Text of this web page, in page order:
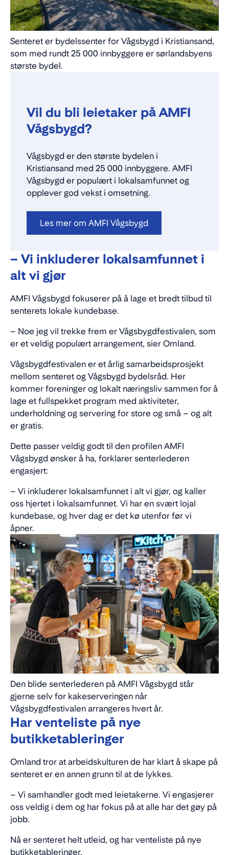
Senteret er bydelssenter for Vågsbygd i Kristiansand,
som med rundt 25 000 innbyggere er sørlandsbyens
største bydel.
Vil du bli leietaker på AMFI
Vågsbygd?
Vågsbygd er den største bydelen i
Kristiansand med 25 000 innbyggere. AMFI
Vågsbygd er populært i lokalsamfunnet og
opplever god vekst i omsetning.
Les mer om AMFI Vågsbygd
– Vi inkluderer lokalsamfunnet i
alt vi gjør
AMFI Vågsbygd fokuserer på å lage et bredt tilbud til
senterets lokale kundebase.
– Noe jeg vil trekke frem er Vågsbygdfestivalen, som
er et veldig populært arrangement, sier Omland.
Vågsbygdfestivalen er et årlig samarbeidsprosjekt
mellom senteret og Vågsbygd bydelsråd. Her
kommer foreninger og lokalt næringsliv sammen for å
lage et fullspekket program med aktiviteter,
underholdning og servering for store og små – og alt
er gratis.
Dette passer veldig godt til den profilen AMFI
Vågsbygd ønsker å ha, forklarer senterlederen
engasjert:
– Vi inkluderer lokalsamfunnet i alt vi gjør, og kaller
oss hjertet i lokalsamfunnet. Vi har en svært lojal
kundebase, og hver dag er det kø utenfor før vi
åpner.
Den blide senterlederen på AMFI Vågsbygd står
gjerne selv for kakeserveringen når
Vågsbygdfestivalen arrangeres hvert år.
Har venteliste på nye
butikketableringer
Omland tror at arbeidskulturen de har klart å skape på
senteret er en annen grunn til at de lykkes.
– Vi samhandler godt med leietakerne. Vi engasjerer
oss veldig i dem og har fokus på at alle har det gøy på
jobb.
Nå er senteret helt utleid, og har venteliste på nye
butikketableringer.